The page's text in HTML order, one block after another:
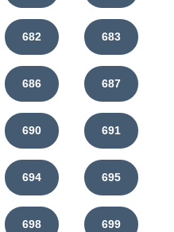
682 683
686 687
690 691
694 695
698 699